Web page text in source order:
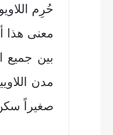
حُرِم
بين جميع
مدن
صغيراً